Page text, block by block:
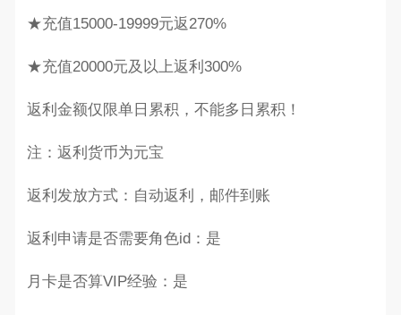
★充值15000-19999元返270%
★充值20000元及以上返利300%
返利金额仅限单日累积，不能多日累积！
注：返利货币为元宝
返利发放方式：自动返利，邮件到账
返利申请是否需要角色id：是
月卡是否算VIP经验：是